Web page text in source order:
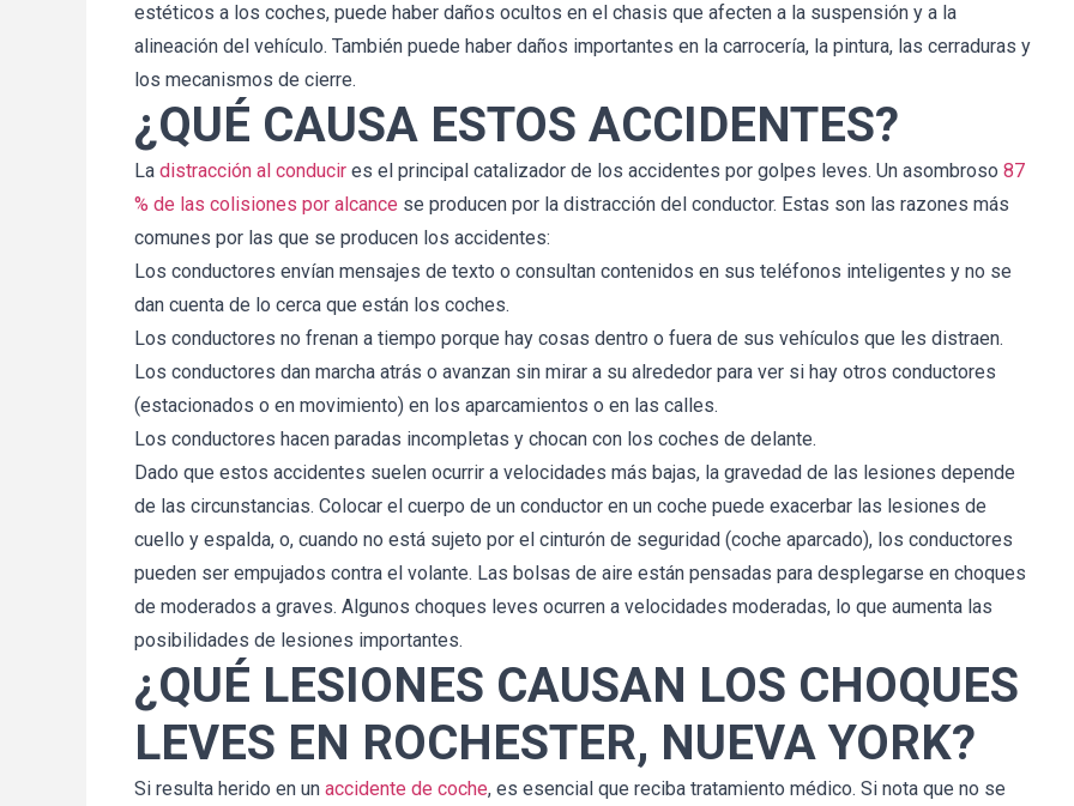
estéticos a los coches, puede haber daños ocultos en el chasis que afecten a la suspensión y a la
alineación del vehículo. También puede haber daños importantes en la carrocería, la pintura, las cerraduras y
los mecanismos de cierre.
¿QUÉ CAUSA ESTOS ACCIDENTES?
La distracción al conducir es el principal catalizador de los accidentes por golpes leves. Un asombroso 87
% de las colisiones por alcance se producen por la distracción del conductor. Estas son las razones más
comunes por las que se producen los accidentes:
Los conductores envían mensajes de texto o consultan contenidos en sus teléfonos inteligentes y no se
dan cuenta de lo cerca que están los coches.
Los conductores no frenan a tiempo porque hay cosas dentro o fuera de sus vehículos que les distraen.
Los conductores dan marcha atrás o avanzan sin mirar a su alrededor para ver si hay otros conductores
(estacionados o en movimiento) en los aparcamientos o en las calles.
Los conductores hacen paradas incompletas y chocan con los coches de delante.
Dado que estos accidentes suelen ocurrir a velocidades más bajas, la gravedad de las lesiones depende
de las circunstancias. Colocar el cuerpo de un conductor en un coche puede exacerbar las lesiones de
cuello y espalda, o, cuando no está sujeto por el cinturón de seguridad (coche aparcado), los conductores
pueden ser empujados contra el volante. Las bolsas de aire están pensadas para desplegarse en choques
de moderados a graves. Algunos choques leves ocurren a velocidades moderadas, lo que aumenta las
posibilidades de lesiones importantes.
¿QUÉ LESIONES CAUSAN LOS CHOQUES
LEVES EN ROCHESTER, NUEVA YORK?
Si resulta herido en un accidente de coche, es esencial que reciba tratamiento médico. Si nota que no se
Gracias por tu tiempo, esfuerzo y
arduo trabajo en mi caso. Aprecio tu
experiencia y compasión. Nunca
había pasado por algo como esto y
habría estado completamente
perdida sin tu ayuda.
Martha
Cellino Legal es un bufete increíble
con un gran equipo. Trabajé con Greg
Pajak y su asistente, Tracey Falconer.
No puedo expresar lo dedicados que
son. La atención personalizada que
recibí fue excelente; siempre
con preguntas y preocupaciones y
me hicieron sentir tranquila en el
territorio desconocido en el que me
encontraba. Los recomiendo
encarecidamente a cualquiera que
Liane